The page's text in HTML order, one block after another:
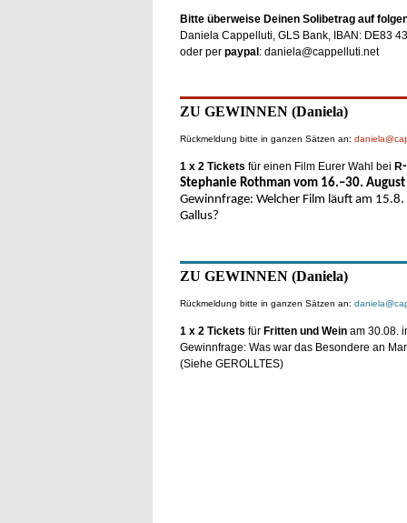
Bitte überweise Deinen Solibetrag auf
Daniela Cappelluti, GLS Bank, IBAN: DE83
oder per paypal : daniela@cappelluti.net
ZU GEWINNEN (Daniela)
Rückmeldung bitte in ganzen Sätzen an:
1 x 2 Tickets für einen Film Eurer Wahl bei R
Stephanie Rothman vom 16.–30.
Gewinnfrage: Welcher Film läuft am
Gallus?
ZU GEWINNEN (Daniela)
Rückmeldung bitte in ganzen Sätzen an:
1 x 2 Tickets für Fritten und Wein am 30.08.
Gewinnfrage: Was war das Besondere an
(Siehe GEROLLTES)